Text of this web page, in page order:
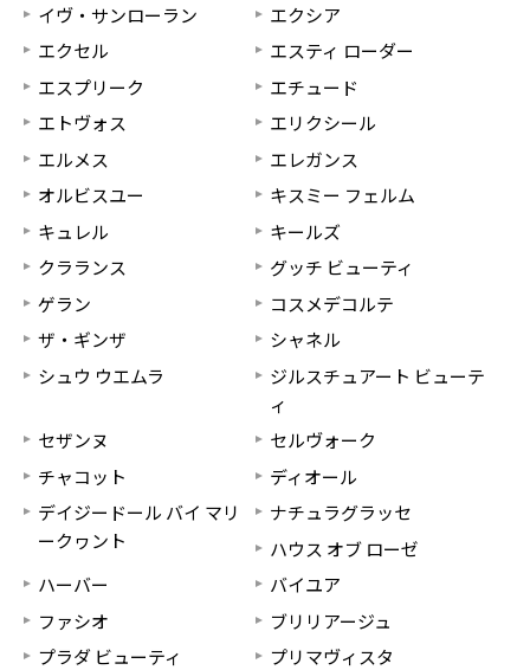
イヴ・サンローラン
エクシア
エクセル
エスティ ローダー
エスプリーク
エチュード
エトヴォス
エリクシール
エルメス
エレガンス
オルビスユー
キスミー フェルム
キュレル
キールズ
クラランス
グッチ ビューティ
ゲラン
コスメデコルテ
ザ・ギンザ
シャネル
シュウ ウエムラ
ジルスチュアート ビューテ
ィ
セザンヌ
セルヴォーク
チャコット
ディオール
デイジードール バイ マリ
ークヮント
ナチュラグラッセ
ハウス オブ ローゼ
ハーバー
バイユア
ファシオ
ブリリアージュ
プラダ ビューティ
プリマヴィスタ